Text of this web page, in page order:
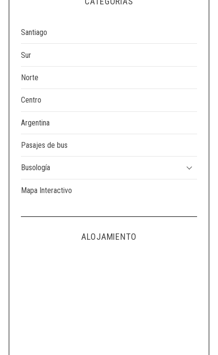
Santiago
Sur
Norte
Centro
Argentina
Pasajes de bus
Busología
Mapa Interactivo
ALOJAMIENTO
c
h
o
: